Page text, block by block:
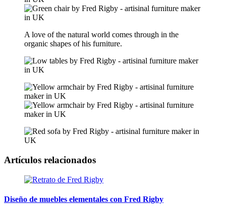
A love of the natural world comes through in the
organic shapes of his furniture.
Artículos relacionados
Diseño de muebles elementales con Fred Rigby